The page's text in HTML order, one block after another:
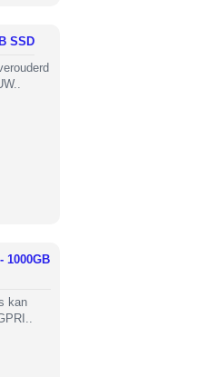
SSD
1000GB
kan